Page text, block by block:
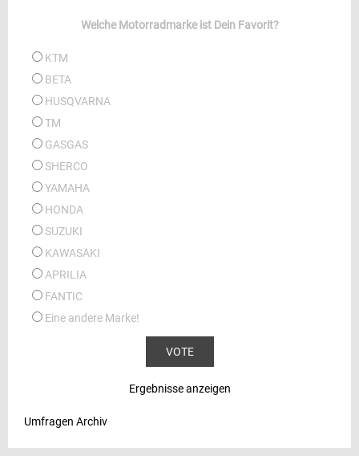
Welche Motorradmarke ist Dein Favorit?
KTM
BETA
HUSQVARNA
TM
GASGAS
SHERCO
YAMAHA
HONDA
SUZUKI
KAWASAKI
APRILIA
FANTIC
Eine andere Marke!
Ergebnisse anzeigen
Umfragen Archiv